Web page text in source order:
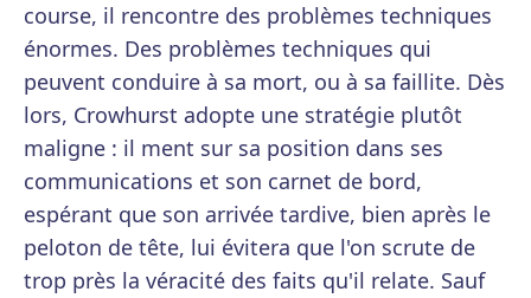
course, il rencontre des problèmes techniques
énormes. Des problèmes techniques qui
peuvent conduire à sa mort, ou à sa faillite. Dès
lors, Crowhurst adopte une stratégie plutôt
maligne : il ment sur sa position dans ses
communications et son carnet de bord,
espérant que son arrivée tardive, bien après le
peloton de tête, lui évitera que l'on scrute de
trop près la véracité des faits qu'il relate. Sauf